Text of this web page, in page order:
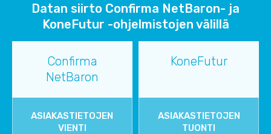
Datan siirto Confirma NetBaron- ja
KoneFutur -ohjelmistojen välillä
Confirma
NetBaron
KoneFutur
ASIAKASTIETOJEN
VIENTI
ASIAKASTIETOJEN
TUONTI